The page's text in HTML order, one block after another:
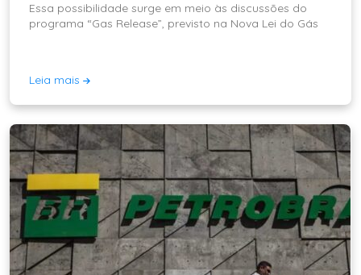
Essa possibilidade surge em meio às discussões do
programa “Gas Release”, previsto na Nova Lei do Gás
Leia mais